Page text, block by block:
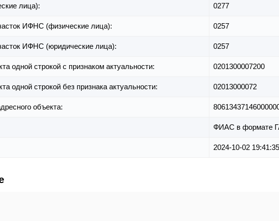
лица): 0277
ИФНС (физические лица): 0257
ИФНС (юридические лица): 0257
одной строкой с признаком актуальности: 0201300007200
одной строкой без признака актуальности: 02013000072
объекта:
ФИАС в формате
2024-10-02 19:41:35